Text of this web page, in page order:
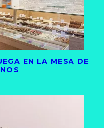
EN LA MESA DE